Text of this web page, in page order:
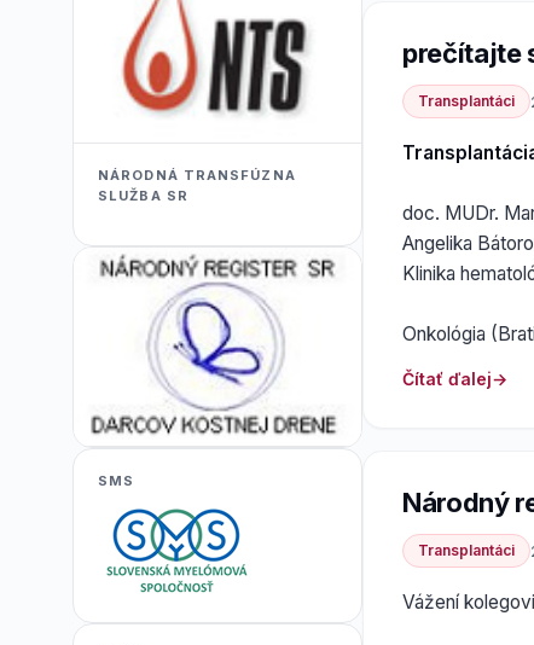
prečítajte
Transplantáci
doc. MUDr.
Angelika
Klinika
Onkológia
Čítať ďalej
Národný
Transplantáci
Vážení
NÁRODNÁ TRANSFÚZNA
SLUŽBA SR
SMS